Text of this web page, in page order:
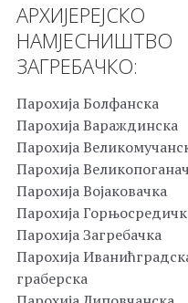
АРХИЈЕРЕЈСКО
НАМЈЕСНИШТВО
ЗАГРЕБАЧКО:
Парохија Болфанска
Парохија Вараждинска
Парохија
Парохија
Парохија Војаковачка
Парохија
Парохија Загребачка
Парохија
граберска